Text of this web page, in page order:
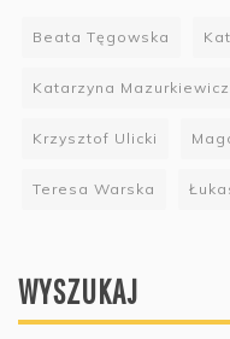
Beata Tęgowska
Katarzyna Mazurkiewicz
Krzysztof Ulicki
Teresa Warska
WYSZUKAJ